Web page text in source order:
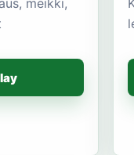
meikki,